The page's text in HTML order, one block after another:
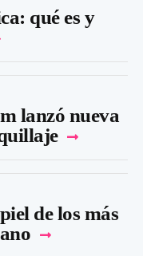
qué es y
lanzó nueva
de los más